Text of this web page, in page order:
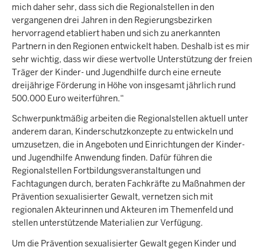
mich daher sehr, dass sich die Regionalstellen in den
vergangenen drei Jahren in den Regierungsbezirken
hervorragend etabliert haben und sich zu anerkannten
Partnern in den Regionen entwickelt haben. Deshalb ist es mir
sehr wichtig, dass wir diese wertvolle Unterstützung der freien
Träger der Kinder- und Jugendhilfe durch eine erneute
dreijährige Förderung in Höhe von insgesamt jährlich rund
500.000 Euro weiterführen.“
Schwerpunktmäßig arbeiten die Regionalstellen aktuell unter
anderem daran, Kinderschutzkonzepte zu entwickeln und
umzusetzen, die in Angeboten und Einrichtungen der Kinder-
und Jugendhilfe Anwendung finden. Dafür führen die
Regionalstellen Fortbildungsveranstaltungen und
Fachtagungen durch, beraten Fachkräfte zu Maßnahmen der
Prävention sexualisierter Gewalt, vernetzen sich mit
regionalen Akteurinnen und Akteuren im Themenfeld und
stellen unterstützende Materialien zur Verfügung.
Um die Prävention sexualisierter Gewalt gegen Kinder und